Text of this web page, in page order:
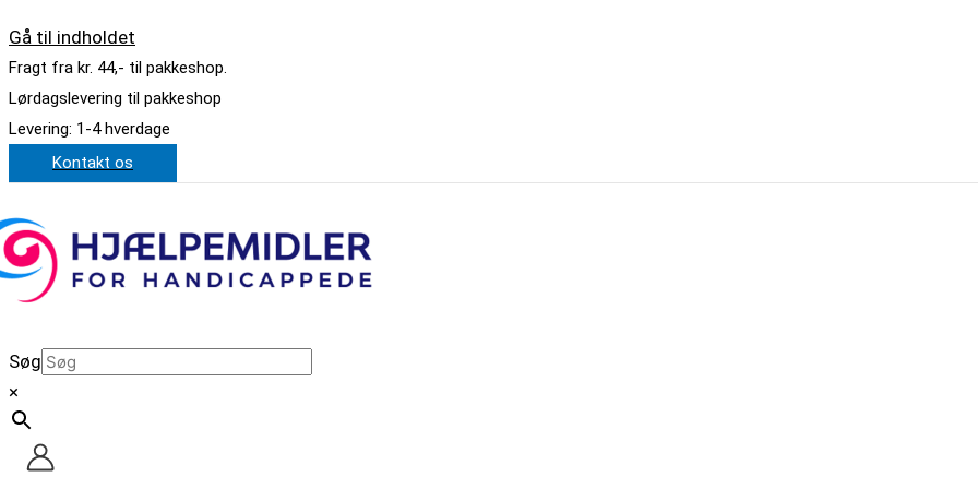
Gå til indholdet
Fragt fra kr. 44,- til pakkeshop.
Lørdagslevering til pakkeshop
Levering: 1-4 hverdage
Kontakt os
Søg
×